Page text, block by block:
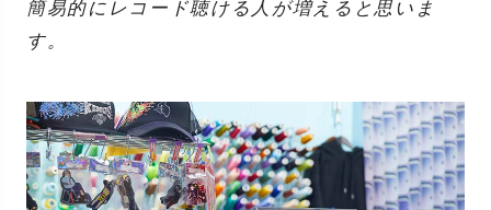
簡易的にレコード聴ける人が増えると思いま
す。